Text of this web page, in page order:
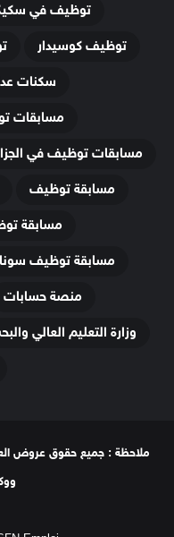
توظيف في
توظيف كوسيدار
سكنات
مسابقات
مسابقات توظيف في
مسابقة توظيف
مسابقة
مسابقة توظيف
منصة حسابات
وزارة التعليم العالي
ملاحظة : جميع حقوق عروض